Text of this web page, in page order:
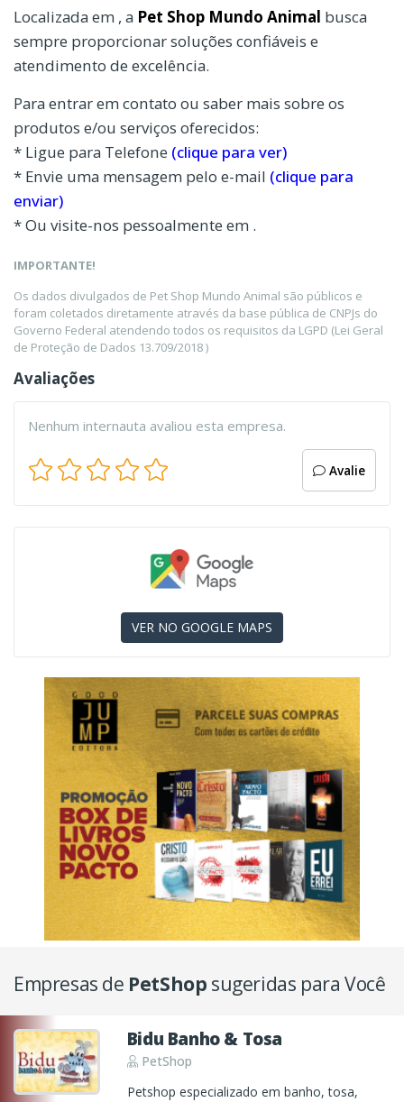
Localizada em , a Pet Shop Mundo Animal busca
sempre proporcionar soluções confiáveis e
atendimento de excelência.
Para entrar em contato ou saber mais sobre os
produtos e/ou serviços oferecidos:
* Ligue para Telefone (clique para ver)
* Envie uma mensagem pelo e-mail (clique para
enviar)
* Ou visite-nos pessoalmente em .
IMPORTANTE!
Os dados divulgados de Pet Shop Mundo Animal são públicos e
foram coletados diretamente através da base pública de CNPJs do
Governo Federal atendendo todos os requisitos da LGPD (Lei Geral
de Proteção de Dados 13.709/2018 )
Avaliações
Nenhum internauta avaliou esta empresa.
Avalie
VER NO GOOGLE MAPS
Empresas de PetShop sugeridas para Você
Bidu Banho & Tosa
PetShop
Petshop especializado em banho, tosa,